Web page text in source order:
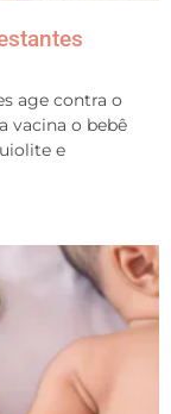
age contra o
vacina o bebê
e